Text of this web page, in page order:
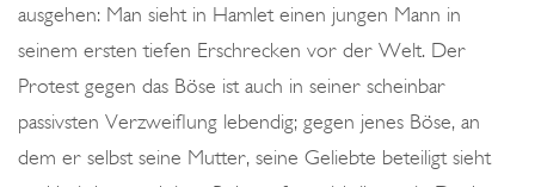
ausgehen: Man sieht in Hamlet einen jungen Mann in
seinem ersten tiefen Erschrecken vor der Welt. Der
Protest gegen das Böse ist auch in seiner scheinbar
passivsten Verzweiflung lebendig; gegen jenes Böse, an
dem er selbst seine Mutter, seine Geliebte beteiligt sieht